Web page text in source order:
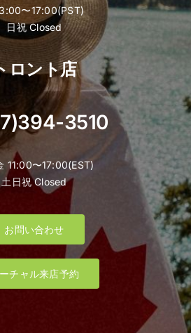
〜17:00(PST)
日祝 Closed
ロント店
3510
11:00〜17:00(EST)
土日祝 Closed
お問い合わせ
チャル来店予約